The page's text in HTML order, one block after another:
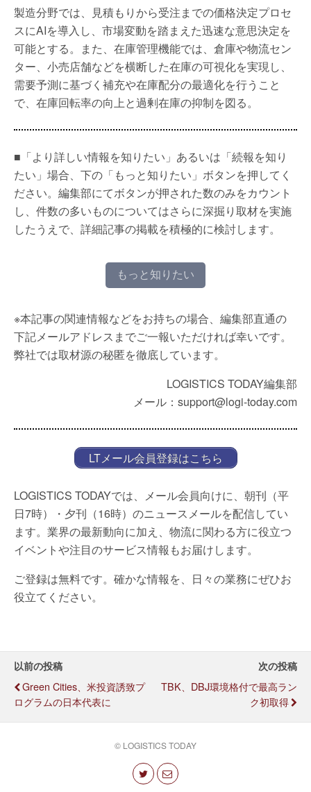
製造分野では、見積もりから受注までの価格決定プロセ
スにAIを導入し、市場変動を踏まえた迅速な意思決定を
可能とする。また、在庫管理機能では、倉庫や物流セン
ター、小売店舗などを横断した在庫の可視化を実現し、
需要予測に基づく補充や在庫配分の最適化を行うこと
で、在庫回転率の向上と過剰在庫の抑制を図る。
■「より詳しい情報を知りたい」あるいは「続報を知り
たい」場合、下の「もっと知りたい」ボタンを押してく
ださい。編集部にてボタンが押された数のみをカウント
し、件数の多いものについてはさらに深掘り取材を実施
したうえで、詳細記事の掲載を積極的に検討します。
もっと知りたい
※本記事の関連情報などをお持ちの場合、編集部直通の
下記メールアドレスまでご一報いただければ幸いです。
弊社では取材源の秘匿を徹底しています。
LOGISTICS TODAY編集部
メール：support@logi-today.com
LTメール会員登録はこちら
LOGISTICS TODAYでは、メール会員向けに、朝刊（平
日7時）・夕刊（16時）のニュースメールを配信してい
ます。業界の最新動向に加え、物流に関わる方に役立つ
イベントや注目のサービス情報もお届けします。
ご登録は無料です。確かな情報を、日々の業務にぜひお
役立てください。
以前の投稿
Green Cities、米投資誘致プ
ログラムの日本代表に
次の投稿
TBK、DBJ環境格付で最高ラン
ク初取得
© LOGISTICS TODAY